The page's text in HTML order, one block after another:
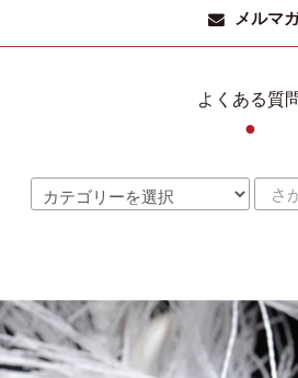
メルマ
よくある質
●